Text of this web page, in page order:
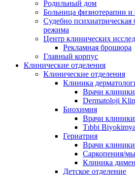
Родильный дом
Больница физиотерапии и
Судебно психиатрическая
режима
Центр клинических
Рекламная брошюра
Главный корпус
Клинические отделения
Клинические отделения
Клиника
Врачи
Dermatoloji
Биохимия
Врачи
Tıbbi
Гериатрия
Врачи
Саркопения/
Клиника
Детское отделение